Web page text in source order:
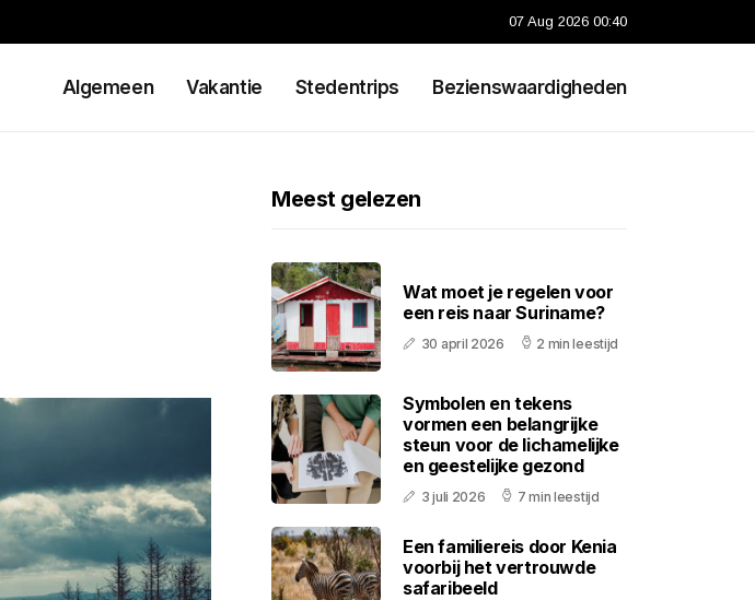
07 Aug 2026 00:40
Algemeen Vakantie Stedentrips Bezienswaardigheden
Meest gelezen
Wat moet je regelen voor
een reis naar Suriname?
30 april 2026 2 min leestijd
Symbolen en tekens
vormen een belangrijke
steun voor de lichamelijke
en geestelijke gezond
3 juli 2026 7 min leestijd
Een familiereis door Kenia
voorbij het vertrouwde
safaribeeld